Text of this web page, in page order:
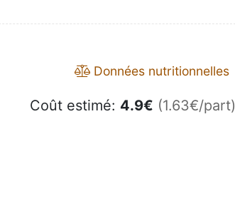
Données nutritionnelles
Coût estimé: 4.9€ (1.63€/part)